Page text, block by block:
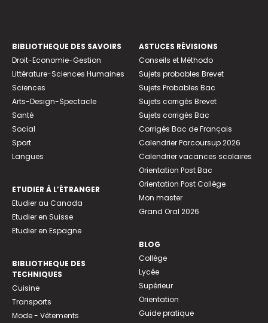
BIBLIOTHEQUE DES SAVOIRS
Droit-Economie-Gestion
Littérature-Sciences Humaines
Sciences
Arts-Design-Spectacle
Santé
Social
Sport
Langues
ETUDIER À L’ÉTRANGER
Etudier au Canada
Etudier en Suisse
Etudier en Espagne
BIBLIOTHEQUE DES
TECHNIQUES
Cuisine
Transports
Mode - Vêtements
ASTUCES RÉVISIONS
Conseils et Méthodo
Sujets probables Brevet
Sujets Probables Bac
Sujets corrigés Brevet
Sujets corrigés Bac
Corrigés Bac de Français
Calendrier Parcoursup 2026
Calendrier vacances scolaires
Orientation Post Bac
Orientation Post Collège
Mon master
Grand Oral 2026
BLOG
Collège
Lycée
Supérieur
Orientation
Guide pratique